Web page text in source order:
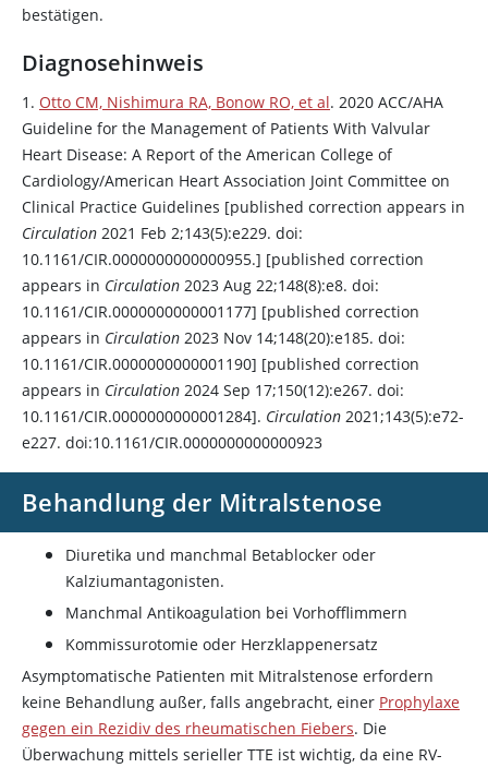
bestätigen.
Diagnosehinweis
1. Otto CM, Nishimura RA, Bonow RO, et al. 2020 ACC/AHA
Guideline for the Management of Patients With Valvular
Heart Disease: A Report of the American College of
Cardiology/American Heart Association Joint Committee on
Clinical Practice Guidelines [published correction appears in
Circulation 2021 Feb 2;143(5):e229. doi:
10.1161/CIR.0000000000000955.] [published correction
appears in Circulation 2023 Aug 22;148(8):e8. doi:
10.1161/CIR.0000000000001177] [published correction
appears in Circulation 2023 Nov 14;148(20):e185. doi:
10.1161/CIR.0000000000001190] [published correction
appears in Circulation 2024 Sep 17;150(12):e267. doi:
10.1161/CIR.0000000000001284]. Circulation 2021;143(5):e72-
e227. doi:10.1161/CIR.0000000000000923
Behandlung der Mitralstenose
Diuretika und manchmal Betablocker oder
Kalziumantagonisten.
Manchmal Antikoagulation bei Vorhofflimmern
Kommissurotomie oder Herzklappenersatz
Asymptomatische Patienten mit Mitralstenose erfordern
keine Behandlung außer, falls angebracht, einer Prophylaxe
gegen ein Rezidiv des rheumatischen Fiebers. Die
Überwachung mittels serieller TTE ist wichtig, da eine RV-